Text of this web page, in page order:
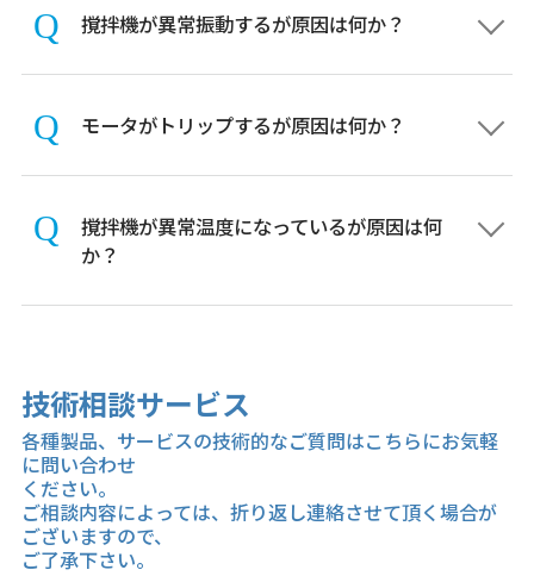
撹拌機が異常振動するが原因は何か？
モータがトリップするが原因は何か？
撹拌機が異常温度になっているが原因は何
か？
技術相談サービス
各種製品、サービスの技術的なご質問はこちらにお気軽
に問い合わせ
ください。
ご相談内容によっては、折り返し連絡させて頂く場合が
ございますので、
ご了承下さい。